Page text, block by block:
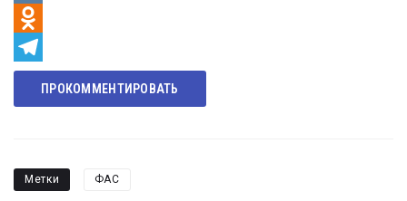
VK
Odnoklassniki
Telegram
ПРОКОММЕНТИРОВАТЬ
Метки ФАС